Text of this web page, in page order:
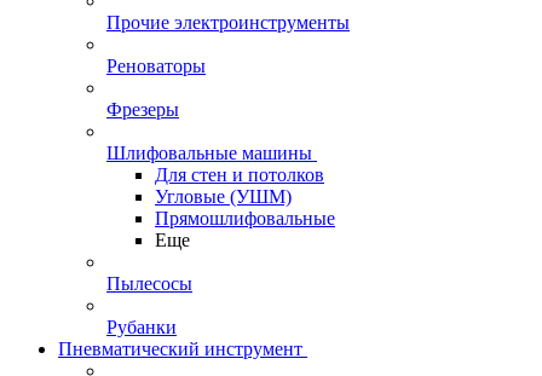
Прочие электроинструменты
Реноваторы
Фрезеры
Шлифовальные машины
Для стен и потолков
Угловые (УШМ)
Прямошлифовальные
Еще
Пылесосы
Рубанки
Пневматический инструмент